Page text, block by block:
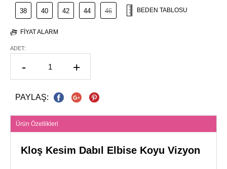
38 40 42 44 46 BEDEN TABLOSU
FIYAT ALARM
ADET:
- +
PAYLAŞ:
Ürün Özellikleri
Kloş Kesim Dabıl Elbise Koyu Vizyon